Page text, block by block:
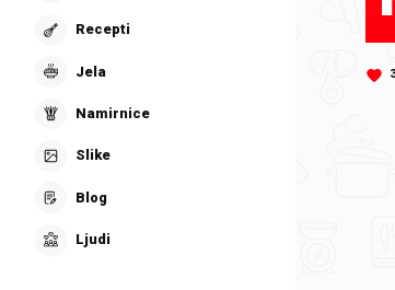
Recepti
Jela
Namirnice
Slike
Blog
Ljudi